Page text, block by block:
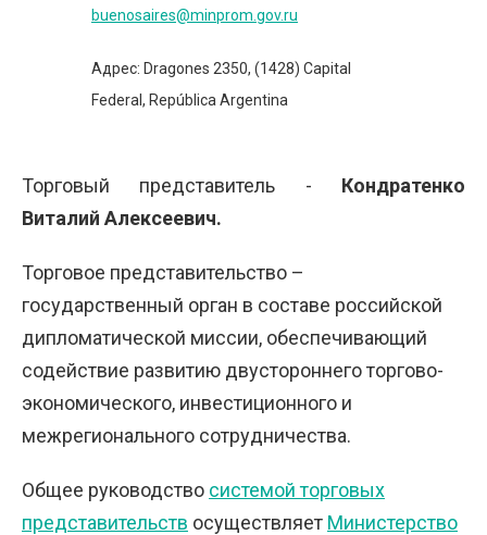
buenosaires@minprom.gov.ru
Адрес: Dragones 2350, (1428) Capital
Federal, República Argentina
Торговый представитель - Кондратенко
Виталий Алексеевич.
Торговое представительство –
государственный орган в составе российской
дипломатической миссии, обеспечивающий
содействие развитию двустороннего торгово-
экономического, инвестиционного и
межрегионального сотрудничества.
Общее руководство системой торговых
представительств осуществляет Министерство